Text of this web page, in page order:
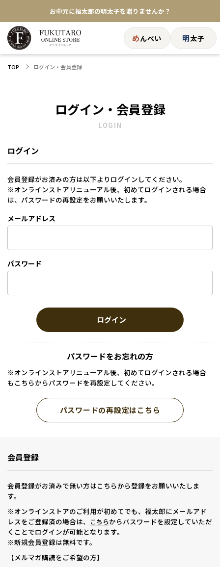
お中元に福太郎の明太子を贈りませんか？
★めんべい25周年記念商品が登場★
【色々な味を試したい方へ】ポストイン！めんべい
めんべい 明太子
TOP ログイン・会員登録
ログイン・会員登録
LOGIN
ログイン
会員登録がお済みの方は以下よりログインしてください。
※オンラインストアリニューアル後、初めてログインされる場合
は、パスワードの再設定をお願いいたします。
メールアドレス
パスワード
ログイン
パスワードをお忘れの方
※オンラインストアリニューアル後、初めてログインされる場合
もこちらからパスワードを再設定してください。
パスワードの再設定はこちら
会員登録
会員登録がお済みで無い方はこちらから登録をお願いいたしま
す。
※オンラインストアのご利用が初めてでも、福太郎にメールアド
レスをご登録済の場合は、 こちらからパスワードを設定していただ
くことでログインが可能となります。
※新規会員登録は無料です。
【メルマガ購読をご希望の方】